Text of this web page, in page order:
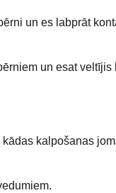
un es labprāt
un esat veltījis
kalpošanas